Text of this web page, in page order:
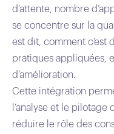
d’attente, nombre
se concentre sur la
est dit, comment c’est
pratiques appliquées,
d’amélioration.
Cette intégration
l’analyse et le
réduire le rôle des